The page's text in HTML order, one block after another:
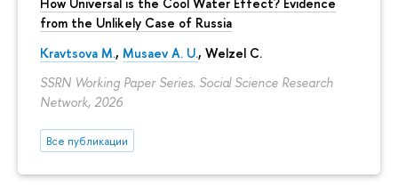
How Universal is the Cool Water Effect? Evidence
from the Unlikely Case of Russia
Kravtsova M., Musaev A. U., Welzel C.
SSRN Working Paper Series. Social Science Research
Network, 2026
Все публикации